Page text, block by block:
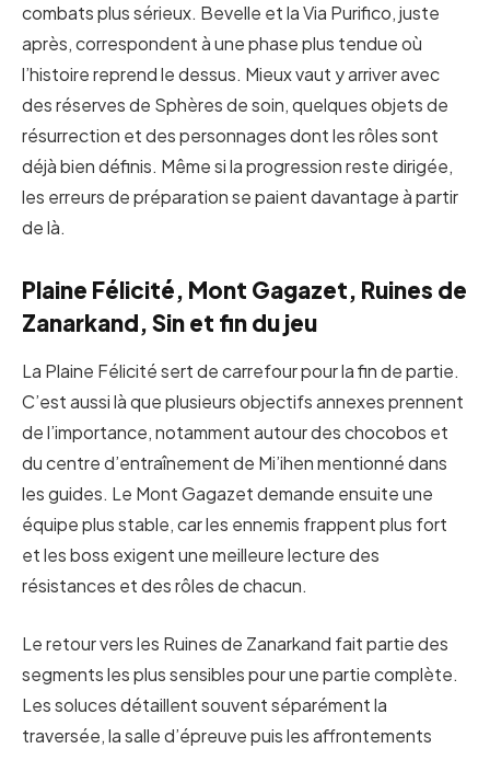
combats plus sérieux. Bevelle et la Via Purifico, juste
après, correspondent à une phase plus tendue où
l’histoire reprend le dessus. Mieux vaut y arriver avec
des réserves de Sphères de soin, quelques objets de
résurrection et des personnages dont les rôles sont
déjà bien définis. Même si la progression reste dirigée,
les erreurs de préparation se paient davantage à partir
de là.
Plaine Félicité, Mont Gagazet, Ruines de
Zanarkand, Sin et fin du jeu
La Plaine Félicité sert de carrefour pour la fin de partie.
C’est aussi là que plusieurs objectifs annexes prennent
de l’importance, notamment autour des chocobos et
du centre d’entraînement de Mi’ihen mentionné dans
les guides. Le Mont Gagazet demande ensuite une
équipe plus stable, car les ennemis frappent plus fort
et les boss exigent une meilleure lecture des
résistances et des rôles de chacun.
Le retour vers les Ruines de Zanarkand fait partie des
segments les plus sensibles pour une partie complète.
Les soluces détaillent souvent séparément la
traversée, la salle d’épreuve puis les affrontements